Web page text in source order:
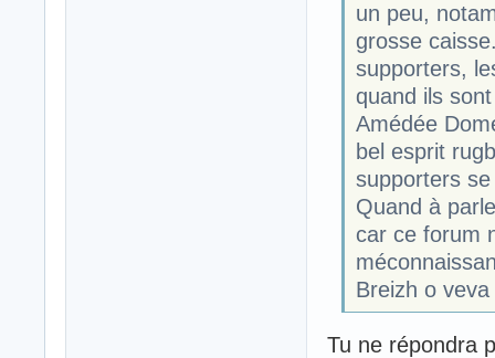
un peu,
grosse
supporters,
quand ils
Amédée
bel esprit
supporters
Quand à
car ce forum
Breizh o veva
Tu ne répondra